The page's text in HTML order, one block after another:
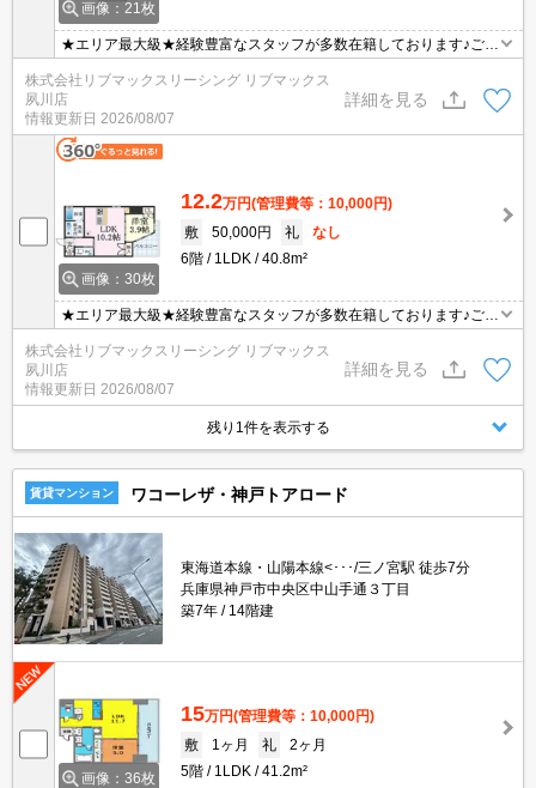
画像：21枚
★エリア最大級★経験豊富なスタッフが多数在籍しております♪ご要
能！オンライン内覧・オンライン契約等弊社に一度も来店せずとも
問題ありません♪弊社ではネットに掲載されている物件も全てご紹介
可能になりますので気になる物件は全て申し付けください★
株式会社リブマックスリーシング リブマックス
夙川店
情報更新日 2026/08/07
詳細を見る
画像：30枚
12.2万円(管理費等：10,000円)
敷
50,000円 礼
なし
6階
1LDK 40.8m²
★エリア最大級★経験豊富なスタッフが多数在籍しております♪ご要
望がありましたらお申し付けください！初期費用クレジット支払可
能！オンライン内覧・オンライン契約等弊社に一度も来店せずとも
問題ありません♪弊社ではネットに掲載されている物件も全てご紹介
可能になりますので気になる物件は全て申し付けください★
株式会社リブマックスリーシング リブマックス
夙川店
情報更新日 2026/08/07
詳細を見る
残り1件を表示する
賃貸マンション ワコーレザ・神戸トアロード
東海道本線・山陽本線<･･･/三ノ宮駅 徒歩7分
兵庫県神戸市中央区中山手通３丁目
築7年
14階建
画像：36枚
15万円(管理費等：10,000円)
敷
1ヶ月 礼
2ヶ月
5階
1LDK 41.2m²